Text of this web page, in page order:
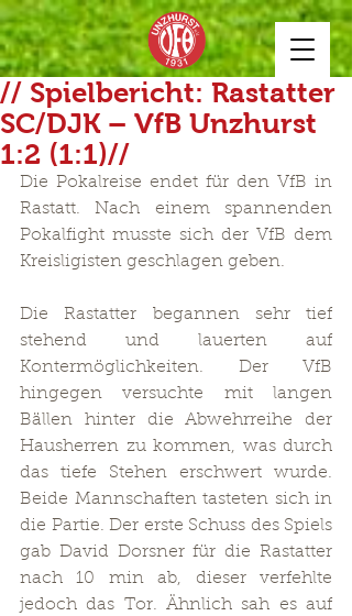
// Spielbericht: Rastatter
SC/DJK – VfB Unzhurst
1:2 (1:1)//
Die Pokalreise endet für den VfB in
Rastatt. Nach einem spannenden
Pokalfight musste sich der VfB dem
Kreisligisten geschlagen geben.
Die Rastatter begannen sehr tief
stehend und lauerten auf
Kontermöglichkeiten. Der VfB
hingegen versuchte mit langen
Bällen hinter die Abwehrreihe der
Hausherren zu kommen, was durch
das tiefe Stehen erschwert wurde.
Beide Mannschaften tasteten sich in
die Partie. Der erste Schuss des Spiels
gab David Dorsner für die Rastatter
nach 10 min ab, dieser verfehlte
jedoch das Tor. Ähnlich sah es auf